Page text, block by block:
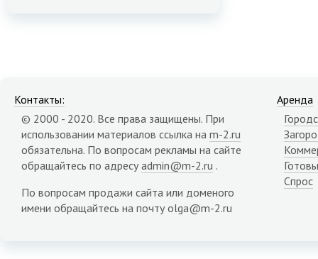
Контакты:
© 2000 - 2020. Все права защищены. При
использовании материалов ссылка на m-2.ru
обязательна. По вопросам рекламы на сайте
обращайтесь по адресу admin@m-2.ru .
По вопросам продажи сайта или доменого
имени обращайтесь на почту olga@m-2.ru
Аренда
Спрос